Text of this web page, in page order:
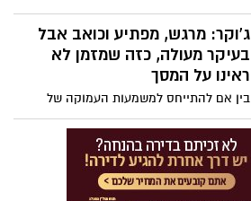
היא סדרה טובה שמסמנת ברשימת הצ'ק
ליסט כמה וכמה וויים חשובים, אבל מגזימה
עם כמה וחוטאת במספר חטאים קטנים
ג'וקר: מרגש, מפתיע וכואב אבל
בעיקר מעולה, כזה שמזמן לא
ראינו על המסך
בין אם להתייחס למשמעות העמוקה של
הסרט כפי שהוא מציג, או בין להתייחס
לפרשנויות שמציגות נבל על מטורף, מדובר
בסרט טוב. סרט לא קל אבל שמשאיר אותך
בציפייה תמידית לעוד. הסרט כמו שאומרים
תפס אותי לא מוכנה פעמים רבות, אבל בסך